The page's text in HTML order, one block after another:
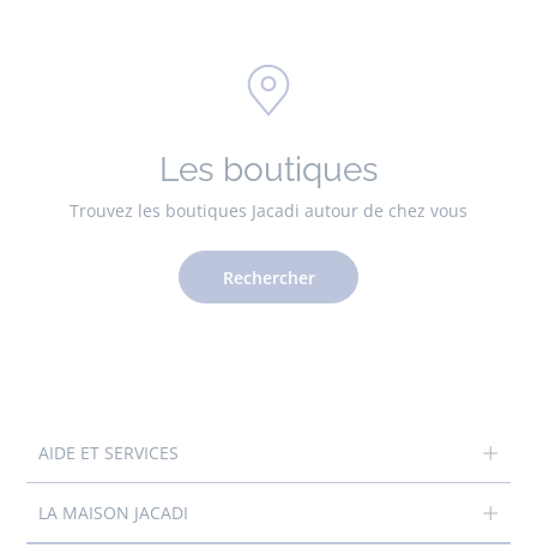
Les boutiques
Trouvez les boutiques Jacadi autour de chez vous
Rechercher
AIDE ET SERVICES
LA MAISON JACADI